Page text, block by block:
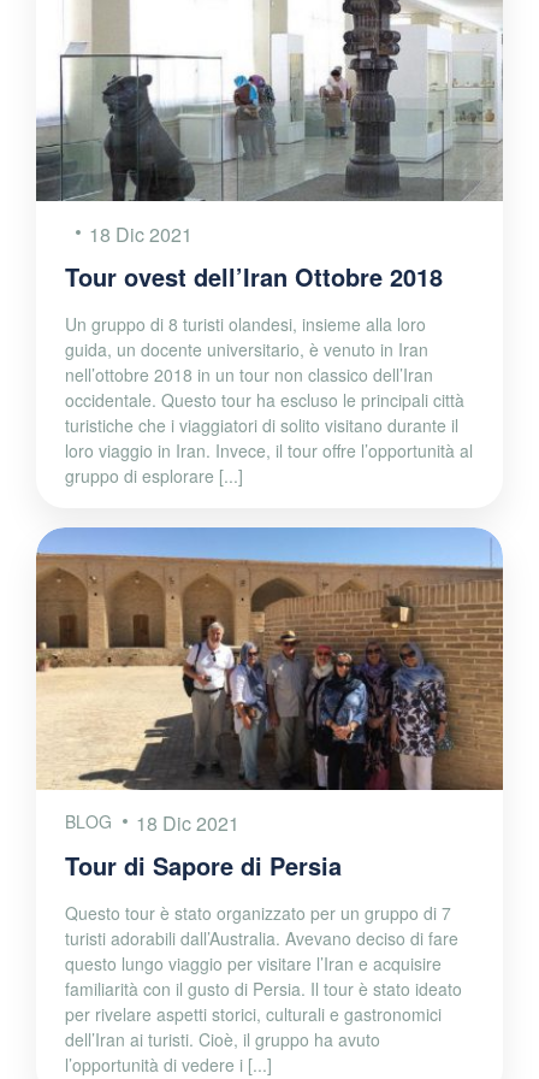
18 Dic 2021
Tour ovest dell’Iran Ottobre 2018
Un gruppo di 8 turisti olandesi, insieme alla loro
guida, un docente universitario, è venuto in Iran
nell’ottobre 2018 in un tour non classico dell’Iran
occidentale. Questo tour ha escluso le principali città
turistiche che i viaggiatori di solito visitano durante il
loro viaggio in Iran. Invece, il tour offre l’opportunità al
gruppo di esplorare [...]
BLOG 18 Dic 2021
Tour di Sapore di Persia
Questo tour è stato organizzato per un gruppo di 7
turisti adorabili dall’Australia. Avevano deciso di fare
questo lungo viaggio per visitare l’Iran e acquisire
familiarità con il gusto di Persia. Il tour è stato ideato
per rivelare aspetti storici, culturali e gastronomici
dell’Iran ai turisti. Cioè, il gruppo ha avuto
l’opportunità di vedere i [...]